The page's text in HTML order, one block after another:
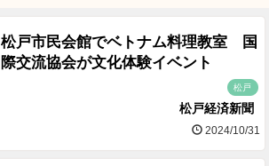
松戸市民会館でベトナム料理教室 国
際交流協会が文化体験イベント
松戸
松戸経済新聞
2024/10/31